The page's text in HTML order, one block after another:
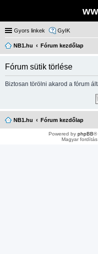
Gyors linkek GyIK
NB1.hu
Fórum kezdőlap
Fórum sütik törlése
Biztosan törölni akarod a fórum
NB1.hu Fórum kezdőlap
Powered by phpBB®
Magyar